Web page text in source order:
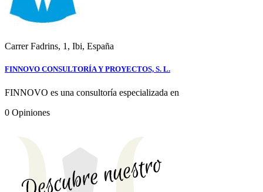
Carrer Fadrins, 1, Ibi, España
FINNOVO CONSULTORÍA Y PROYECTOS, S. L.
FINNOVO es una consultoría especializada en
0 Opiniones